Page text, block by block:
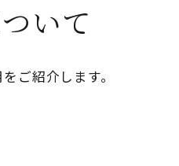
いて
ご紹介します。